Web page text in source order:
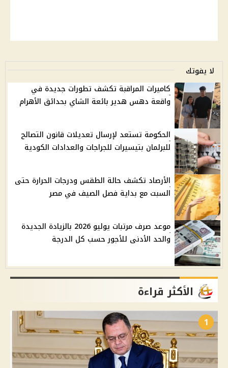
لا يفوتك
كاميرات المراقبة تكشف تطورات جديدة في
واقعة دهس هدير بائعة الشاي بحدائق الأهرام
الحكومة تستعد لإرسال تعديلات قانون التصالح
للبرلمان بتيسيرات للجراجات والعدادات الكودية
الأرصاد تكشف حالة الطقس ودرجات الحرارة حتى
السبت مع بداية فصل الصيف في مصر
موعد صرف مرتبات يوليو 2026 بالزيادة الجديدة
والحد الأدنى للأجور حسب كل الدرجة
الأكثر قراءة
1